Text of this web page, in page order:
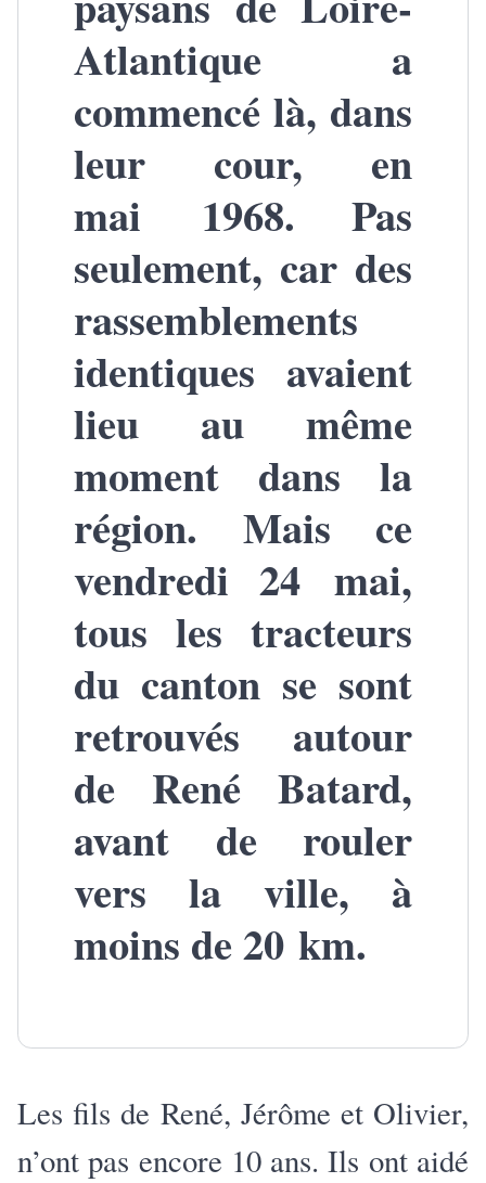
Atlantique a
commencé là, dans
leur cour, en
mai 1968. Pas
seulement, car des
rassemblements
identiques avaient
lieu au même
moment dans la
région. Mais ce
vendredi 24 mai,
tous les tracteurs
du canton se sont
retrouvés autour
de René Batard,
avant de rouler
vers la ville, à
moins de 20 km.
Les fils de René, Jérôme et Olivier,
n’ont pas encore 10 ans. Ils ont aidé